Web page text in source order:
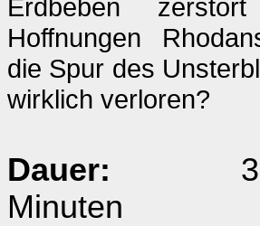
Erdbeben
Hoffnungen
die Spur des
wirklich verloren?
Dauer:
Minuten